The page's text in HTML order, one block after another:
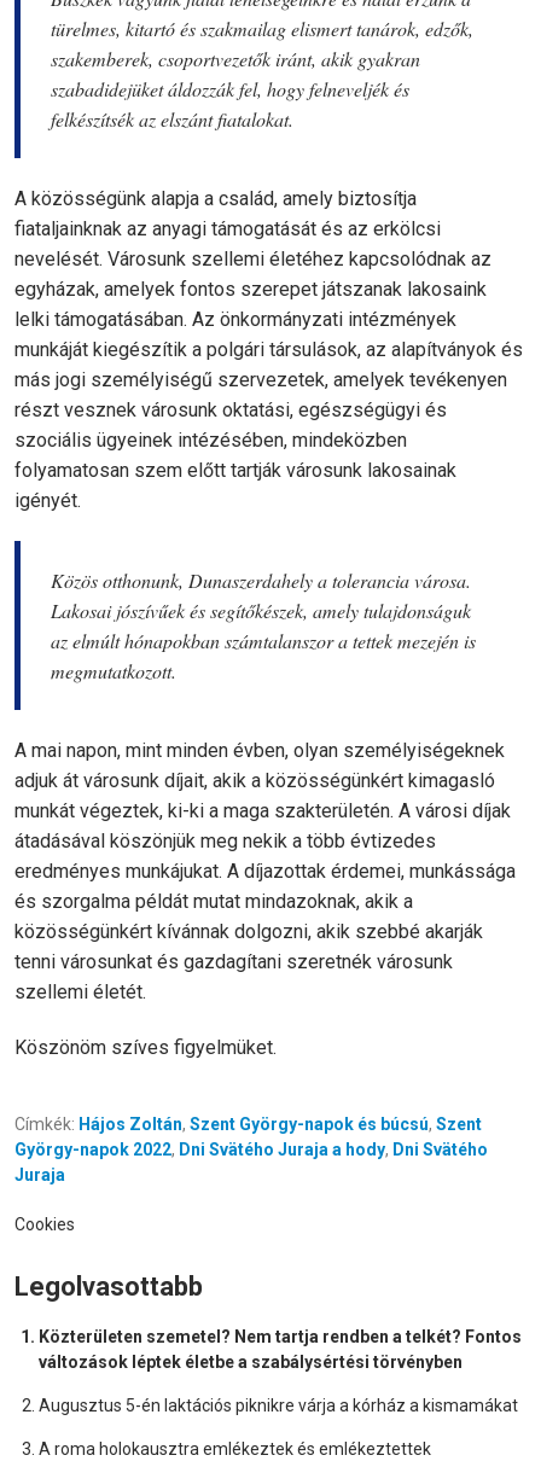
türelmes, kitartó és szakmailag elismert tanárok, edzők,
szakemberek, csoportvezetők iránt, akik gyakran
szabadidejüket áldozzák fel, hogy felneveljék és
felkészítsék az elszánt fiatalokat.
A közösségünk alapja a család, amely biztosítja
fiataljainknak az anyagi támogatását és az erkölcsi
nevelését. Városunk szellemi életéhez kapcsolódnak az
egyházak, amelyek fontos szerepet játszanak lakosaink
lelki támogatásában. Az önkormányzati intézmények
munkáját kiegészítik a polgári társulások, az alapítványok és
más jogi személyiségű szervezetek, amelyek tevékenyen
részt vesznek városunk oktatási, egészségügyi és
szociális ügyeinek intézésében, mindeközben
folyamatosan szem előtt tartják városunk lakosainak
igényét.
Közös otthonunk, Dunaszerdahely a tolerancia városa.
Lakosai jószívűek és segítőkészek, amely tulajdonságuk
az elmúlt hónapokban számtalanszor a tettek mezején is
megmutatkozott.
A mai napon, mint minden évben, olyan személyiségeknek
adjuk át városunk díjait, akik a közösségünkért kimagasló
munkát végeztek, ki-ki a maga szakterületén. A városi díjak
átadásával köszönjük meg nekik a több évtizedes
eredményes munkájukat. A díjazottak érdemei, munkássága
és szorgalma példát mutat mindazoknak, akik a
közösségünkért kívánnak dolgozni, akik szebbé akarják
tenni városunkat és gazdagítani szeretnék városunk
szellemi életét.
Köszönöm szíves figyelmüket.
Címkék: Hájos Zoltán, Szent György-napok és búcsú, Szent
György-napok 2022, Dni Svätého Juraja a hody, Dni Svätého
Juraja
Cookies
Legolvasottabb
Közterületen szemetel? Nem tartja rendben a telkét? Fontos
változások léptek életbe a szabálysértési törvényben
Augusztus 5-én laktációs piknikre várja a kórház a kismamákat
A roma holokausztra emlékeztek és emlékeztettek